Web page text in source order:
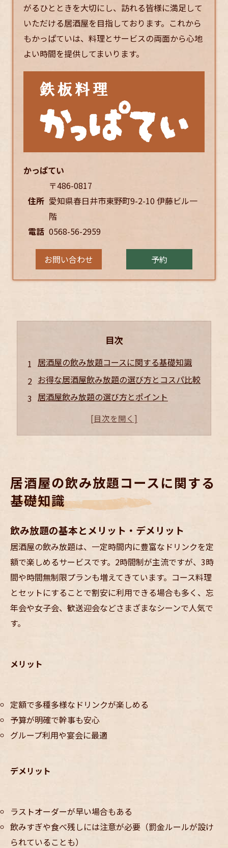
がるひとときを大切にし、訪れる皆様に満足して
いただける居酒屋を目指しております。これから
もかっぱていは、料理とサービスの両面から心地
よい時間を提供してまいります。
かっぱてい
住所
〒486-0817
愛知県春日井市東野町9-2-10 伊藤ビル一
階
電話 0568-56-2959
お問い合わせ 予約
目次
居酒屋の飲み放題コースに関する基礎知識
お得な居酒屋飲み放題の選び方とコスパ比較
居酒屋飲み放題の選び方とポイント
個室や用途別に楽しめる飲み放題の選び方
居酒屋の飲み放題コースに関する
基礎知識
飲み放題の基本とメリット・デメリット
居酒屋の飲み放題は、一定時間内に豊富なドリンクを定
額で楽しめるサービスです。2時間制が主流ですが、3時
間や時間無制限プランも増えてきています。コース料理
とセットにすることで割安に利用できる場合も多く、忘
年会や女子会、歓送迎会などさまざまなシーンで人気で
す。
メリット
定額で多種多様なドリンクが楽しめる
予算が明確で幹事も安心
グループ利用や宴会に最適
デメリット
ラストオーダーが早い場合もある
飲みすぎや食べ残しには注意が必要（罰金ルールが設け
られていることも）